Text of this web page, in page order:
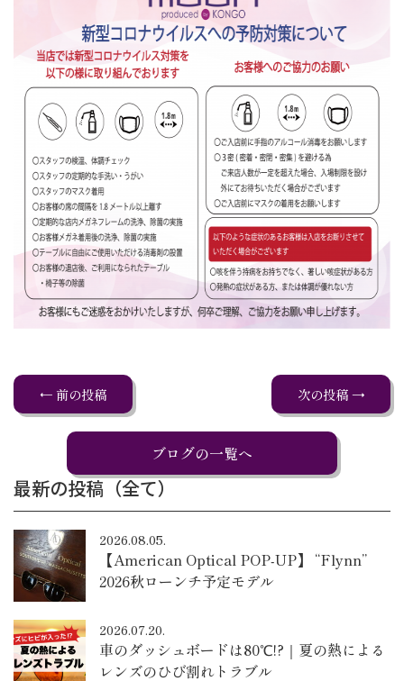
← 前の投稿 次の投稿 →
ブログの一覧へ
最新の投稿（全て）
2026.08.05.
【American Optical POP-UP】 “Flynn”
2026秋ローンチ予定モデル
2026.07.20.
車のダッシュボードは80℃!?｜夏の熱による
レンズのひび割れトラブル